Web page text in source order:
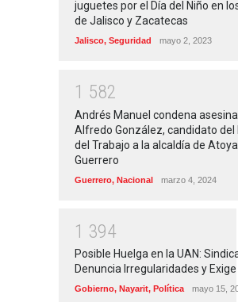
juguetes por el Día del Niño en
de Jalisco y Zacatecas
Jalisco, Seguridad mayo 2, 2023
1 582
Andrés Manuel condena
Alfredo González, candidato del
del Trabajo a la alcaldía de
Guerrero
Guerrero, Nacional marzo 4, 2024
1 394
Posible Huelga en la UAN:
Denuncia Irregularidades y
Gobierno, Nayarit, Política mayo 15,